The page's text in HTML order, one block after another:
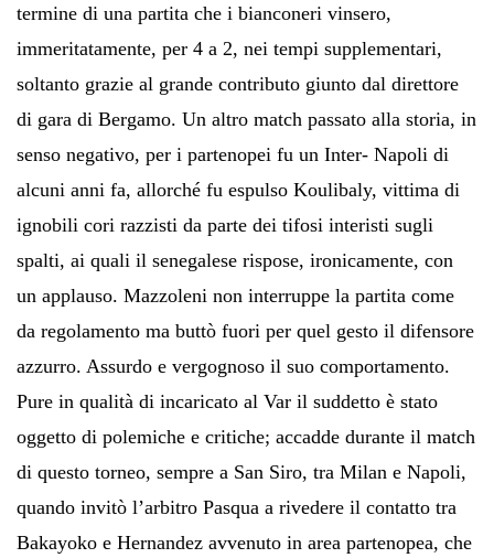
termine di una partita che i bianconeri vinsero,
immeritatamente, per 4 a 2, nei tempi supplementari,
soltanto grazie al grande contributo giunto dal direttore
di gara di Bergamo. Un altro match passato alla storia, in
senso negativo, per i partenopei fu un Inter- Napoli di
alcuni anni fa, allorché fu espulso Koulibaly, vittima di
ignobili cori razzisti da parte dei tifosi interisti sugli
spalti, ai quali il senegalese rispose, ironicamente, con
un applauso. Mazzoleni non interruppe la partita come
da regolamento ma buttò fuori per quel gesto il difensore
azzurro. Assurdo e vergognoso il suo comportamento.
Pure in qualità di incaricato al Var il suddetto è stato
oggetto di polemiche e critiche; accadde durante il match
di questo torneo, sempre a San Siro, tra Milan e Napoli,
quando invitò l’arbitro Pasqua a rivedere il contatto tra
Bakayoko e Hernandez avvenuto in area partenopea, che